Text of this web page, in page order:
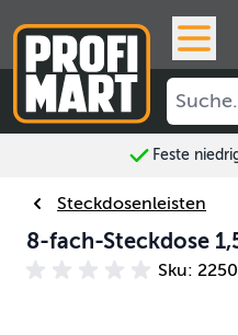
Feste
Steckdosenleisten
8-fach-Steckdose
Sku: